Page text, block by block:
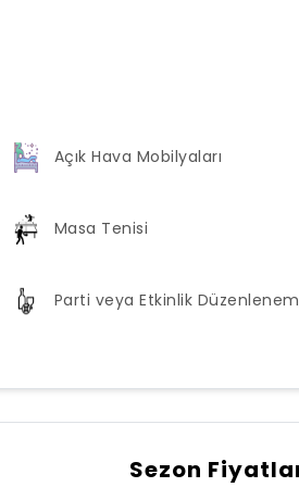
Açık Hava Mobilyaları
Masa Tenisi
Parti veya Etkinlik
Sezon